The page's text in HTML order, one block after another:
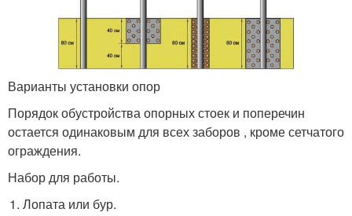
Варианты установки опор
Порядок обустройства опорных стоек и поперечин
остается одинаковым для всех заборов , кроме сетчатого
ограждения.
Набор для работы.
Лопата или бур.